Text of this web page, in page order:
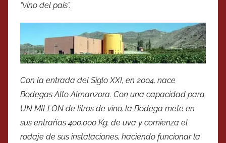
“vino del país”.
Con la entrada del Siglo XXI, en 2004, nace
Bodegas Alto Almanzora. Con una capacidad para
UN MILLON de litros de vino, la Bodega mete en
sus entrañas 400.000 Kg. de uva y comienza el
rodaje de sus instalaciones, haciendo funcionar la